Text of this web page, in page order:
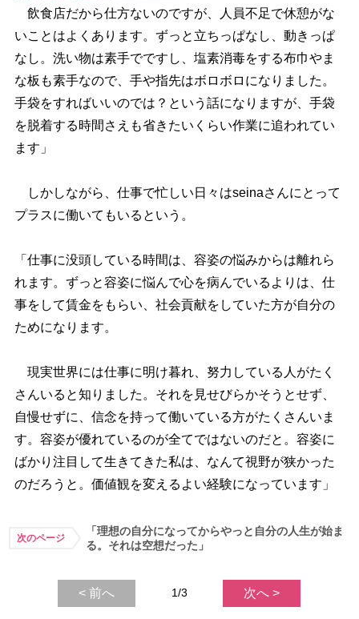
飲食店だから仕方ないのですが、人員不足で休憩がな
いことはよくあります。ずっと立ちっぱなし、動きっぱ
なし。洗い物は素手でですし、塩素消毒をする布巾やま
な板も素手なので、手や指先はボロボロになりました。
手袋をすればいいのでは？という話になりますが、手袋
を脱着する時間さえも省きたいくらい作業に追われてい
ます」
しかしながら、仕事で忙しい日々はseinaさんにとって
プラスに働いてもいるという。
「仕事に没頭している時間は、容姿の悩みからは離れら
れます。ずっと容姿に悩んで心を病んでいるよりは、仕
事をして賃金をもらい、社会貢献をしていた方が自分の
ためになります。
現実世界には仕事に明け暮れ、努力している人がたく
さんいると知りました。それを見せびらかそうとせず、
自慢せずに、信念を持って働いている方がたくさんいま
す。容姿が優れているのが全てではないのだと。容姿に
ばかり注目して生きてきた私は、なんて視野が狭かった
のだろうと。価値観を変えるよい経験になっています」
次のページ
「理想の自分になってからやっと自分の人生が始ま
る。それは空想だった」
< 前へ 1/3 次へ >